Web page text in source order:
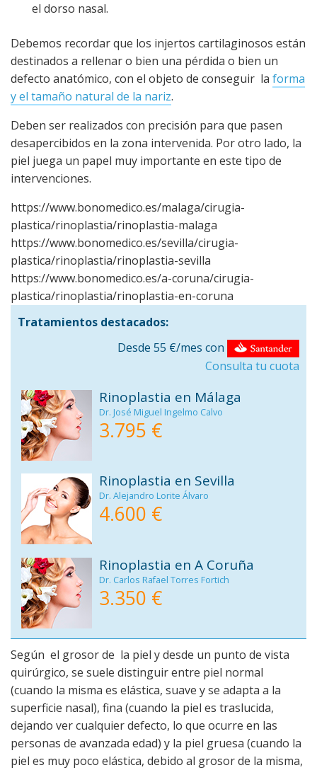
el dorso nasal.
Debemos recordar que los injertos cartilaginosos están
destinados a rellenar o bien una pérdida o bien un
defecto anatómico, con el objeto de conseguir la forma
y el tamaño natural de la nariz.
Deben ser realizados con precisión para que pasen
desapercibidos en la zona intervenida. Por otro lado, la
piel juega un papel muy importante en este tipo de
intervenciones.
https://www.bonomedico.es/malaga/cirugia-
plastica/rinoplastia/rinoplastia-malaga
https://www.bonomedico.es/sevilla/cirugia-
plastica/rinoplastia/rinoplastia-sevilla
https://www.bonomedico.es/a-coruna/cirugia-
plastica/rinoplastia/rinoplastia-en-coruna
Tratamientos destacados:
Desde 55 €/mes con
Consulta tu cuota
Rinoplastia en Málaga
Dr. José Miguel Ingelmo Calvo
3.795 €
Rinoplastia en Sevilla
Dr. Alejandro Lorite Álvaro
4.600 €
Rinoplastia en A Coruña
Dr. Carlos Rafael Torres Fortich
3.350 €
Según el grosor de la piel y desde un punto de vista
quirúrgico, se suele distinguir entre piel normal
(cuando la misma es elástica, suave y se adapta a la
superficie nasal), fina (cuando la piel es traslucida,
dejando ver cualquier defecto, lo que ocurre en las
personas de avanzada edad) y la piel gruesa (cuando la
piel es muy poco elástica, debido al grosor de la misma,